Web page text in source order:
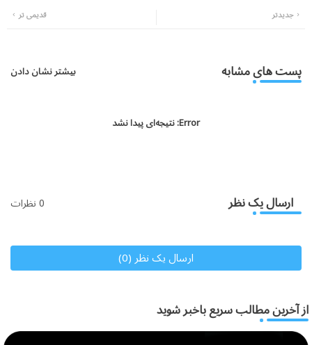
جدیدتر قدیمی تر
پست های مشابه بیشتر نشان دادن
Error: نتیجه‌ای پیدا نشد
ارسال یک نظر 0 نظرات
ارسال یک نظر (0)
از آخرین مطالب سریع باخبر شوید